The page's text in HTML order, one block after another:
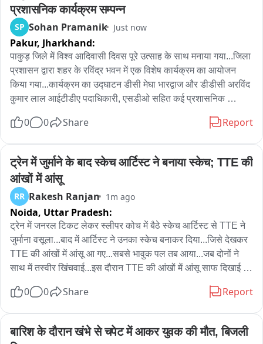
प्रशासनिक कार्यक्रम सम्पन्न
SP Sohan Pramanik Just now
Pakur, Jharkhand:
पाकुड़ जिले में विश्व आदिवासी दिवस पूरे उत्साह के साथ मनाया गया...जिला
प्रशासन द्वारा शहर के रविंद्र भवन में एक विशेष कार्यक्रम का आयोजन
किया गया...कार्यक्रम का उद्घाटन डीसी मेघा भारद्वाज और डीडीसी अरविंद
कुमार लाल आईटीडीए पदाधिकारी, एसडीओ सहित कई प्रशासनिक
अतिथियो को शॉल ओढ़ाकर और पौधा, मोमेंटो देकर स्वागत किया
जिसमें बड़ी संख्या में स्थानीय कलाकारों और स्कूली बच्चों ने भाग
लिया...साथ ही आदिवासी समाज द्वारा पारंपरिक रीति रिवाज के साथ नृत्य भी
किया...इसके अतिरिक्त, छात्र-छात्राओं के बीच साइकिलों का वितरण,
लाभुकों के बीच आवास, नियुक्ति पत्र वितरण, लाभुकों को परिसंपत्ति वितरण
सहित अन्य भी किया गया...इस अवसर पर डीसी मेघा भारद्वाज ने विश्व
आदिवासी दिवस की शुभकामनाएं दीं...उन्होंने कहा कि यह दिन हमें अपने
इतिहास को याद करने और जल, जंगल, जमीन की रक्षा के लिए हमेशा तत्पर
रहने की प्रेरणा देता है...उन्होंने परंपराओं को संजोने पर भी जोर दिया ताकि
आने वाली पीढ़ियां उनका पालन कर सकें...
0 0 Share Report
ट्रेन में जुर्माने के बाद स्केच आर्टिस्ट ने बनाया स्केच; TTE की
आंखों में आंसू
RR Rakesh Ranjan 1m ago
Noida, Uttar Pradesh:
ट्रेन में जनरल टिकट लेकर स्लीपर कोच में बैठे स्केच आर्टिस्ट से TTE ने
जुर्माना वसूला...बाद में आर्टिस्ट ने उनका स्केच बनाकर दिया...जिसे देखकर
TTE की आंखों में आंसू आ गए...सबसे भावुक पल तब आया...जब दोनों ने
साथ में तस्वीर खिंचवाई...इस दौरान TTE की आंखों में आंसू साफ दिखाई दे
ट्रेन में TTE ने वसूला फाइन
0 0 Share Report
बारिश के दौरान खंभे से चपेट में आकर युवक की मौत, बिजली